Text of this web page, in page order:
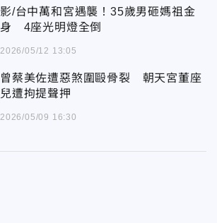
影/台中萬和宮遇襲！35歲男砸媽祖金
身 4座光明燈全倒
2026/05/12 13:05
曾蔡美佐遭惡煞圍毆骨裂 朝天宮董座
兒遭拘提聲押
2026/05/09 16:30